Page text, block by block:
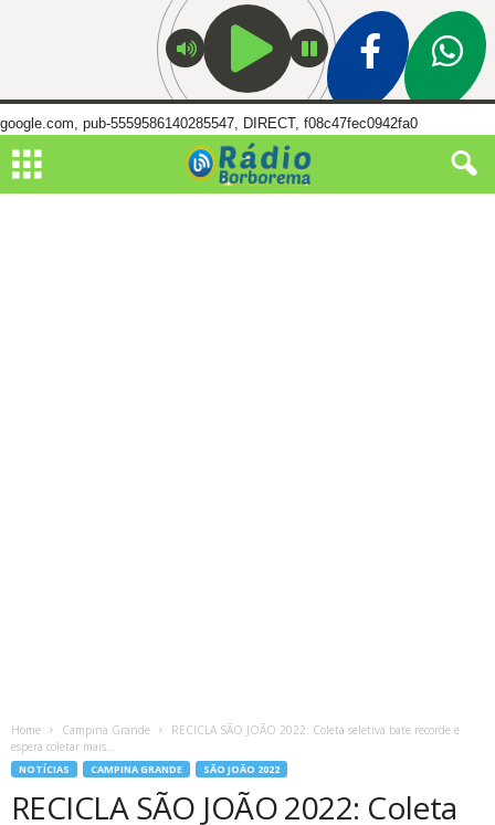
google.com, pub-5559586140285547, DIRECT, f08c47fec0942fa0
Home Campina Grande
RECICLA SÃO JOÃO 2022: Coleta seletiva bate recorde e
espera coletar mais...
NOTÍCIAS CAMPINA GRANDE SÃO JOÃO 2022
RECICLA SÃO JOÃO 2022: Coleta